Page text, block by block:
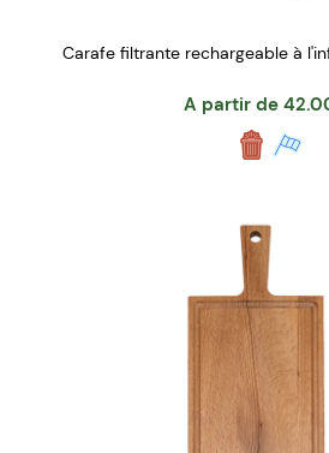
Carafe filtrante rechargeable à
A partir de